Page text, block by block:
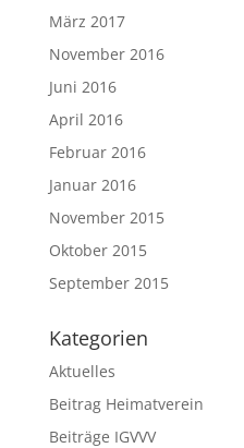
März 2017
November 2016
Juni 2016
April 2016
Februar 2016
Januar 2016
November 2015
Oktober 2015
September 2015
Kategorien
Aktuelles
Beitrag Heimatverein
Beiträge IGVVV